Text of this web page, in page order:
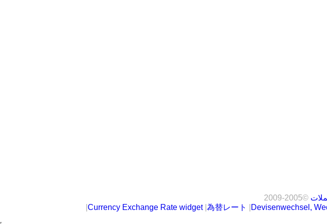
©2005-2009
Currency Exchange Rate widget| 為替レート Devisenwechsel,